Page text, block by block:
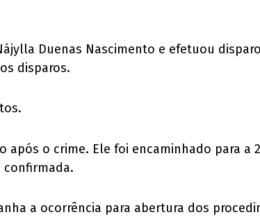
Duenas Nascimento e efetuou
disparos.
o crime. Ele foi encaminhado para a
confirmada.
a ocorrência para abertura dos